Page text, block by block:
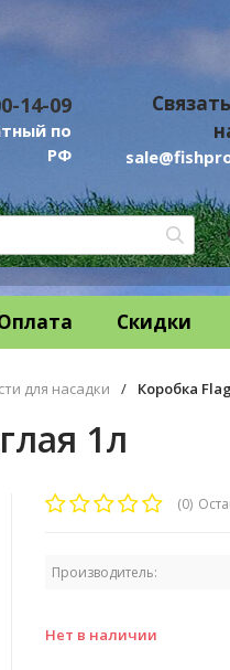
14-09
по
РФ
Скидки
для насадки / Коробка
1л
(0)
Производитель:
Нет в наличии